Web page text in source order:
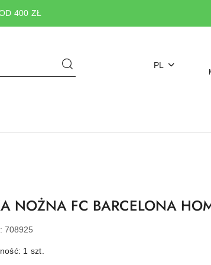
400 ZŁ
PL
NOŻNA FC BARCELONA
708925
1 szt.